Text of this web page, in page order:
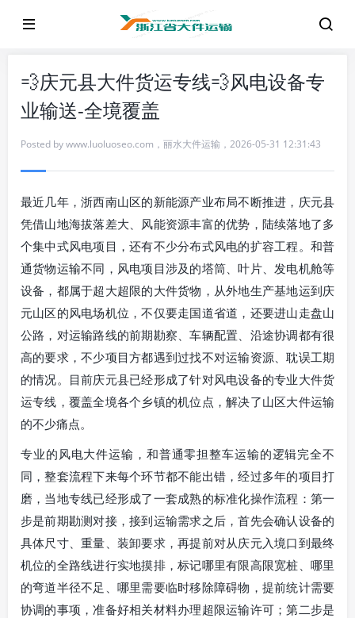
💨庆元县大件货运专线💨风电设备专
业输送-全境覆盖
Posted bywww.luoluoseo.com ， 丽水大件运输 ， 2026-05-31 12:31:43
最近几年，浙西南山区的新能源产业布局不断推进，庆元县
凭借山地海拔落差大、风能资源丰富的优势，陆续落地了多
个集中式风电项目，还有不少分布式风电的扩容工程。和普
通货物运输不同，风电项目涉及的塔筒、叶片、发电机舱等
设备，都属于超大超限的大件货物，从外地生产基地运到庆
元山区的风电场机位，不仅要走国道省道，还要进山走盘山
公路，对运输路线的前期勘察、车辆配置、沿途协调都有很
高的要求，不少项目方都遇到过找不对运输资源、耽误工期
的情况。目前庆元县已经形成了针对风电设备的专业大件货
运专线，覆盖全境各个乡镇的机位点，解决了山区大件运输
的不少痛点。
专业的风电大件运输，和普通零担整车运输的逻辑完全不
同，整套流程下来每个环节都不能出错，经过多年的项目打
磨，当地专线已经形成了一套成熟的标准化操作流程：第一
步是前期勘测对接，接到运输需求之后，首先会确认设备的
具体尺寸、重量、装卸要求，再提前对从庆元入境口到最终
机位的全路线进行实地摸排，标记哪里有限高限宽桩、哪里
的弯道半径不足、哪里需要临时移除障碍物，提前统计需要
协调的事项，准备好相关材料办理超限运输许可；第二步是